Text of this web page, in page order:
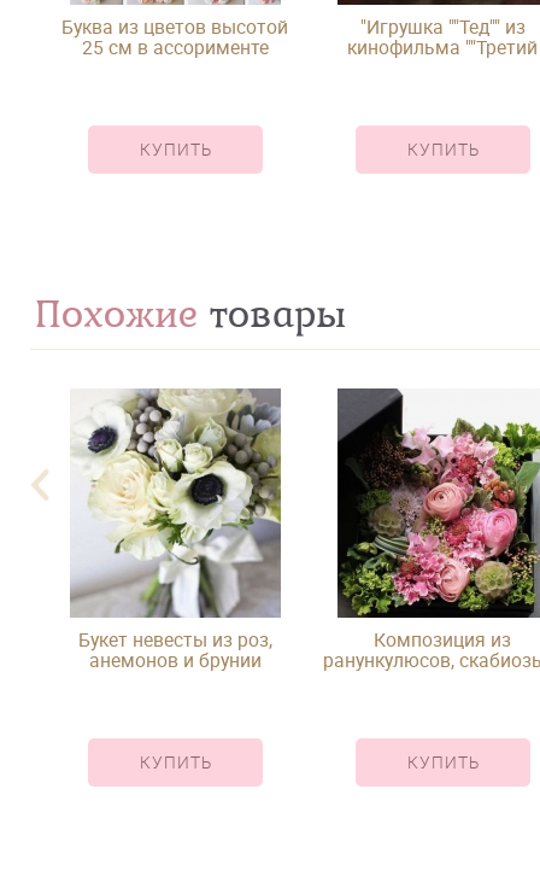
Буква из цветов высотой
25 см в ассорименте
КУПИТЬ
"Игрушка ""Тед"" из
кинофильма ""Третий
КУПИТЬ
Похожие товары
Букет невесты из роз,
анемонов и брунии
КУПИТЬ
Композиция из
ранункулюсов,
КУПИТЬ